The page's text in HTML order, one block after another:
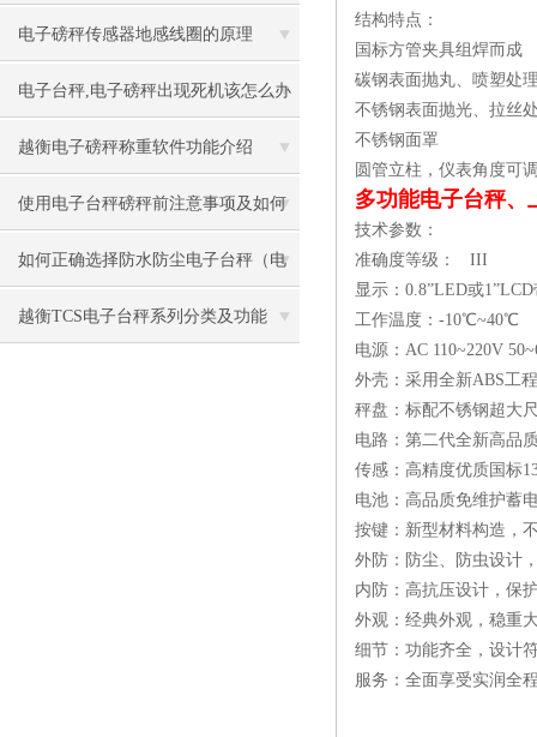
事项
电子磅秤传感器地感线圈的原理
电子台秤,电子磅秤出现死机该怎么办
越衡电子磅秤称重软件功能介绍
使用电子台秤磅秤前注意事项及如何
保养
如何正确选择防水防尘电子台秤（电
子磅秤）
越衡TCS电子台秤系列分类及功能
结构特点：
国标方管夹具组焊而成
碳钢表面抛丸、喷塑处
不锈钢表面抛光、拉丝
不锈钢面罩
圆管立柱，仪表角度可
多功能电子台秤、
技术参数：
准确度等级： III
显示：0.8”LED或
工作温度：-10℃~40℃
电源：AC 110~220V
外壳：采用全新ABS工
秤盘：标配不锈钢超大
电路：第二代全新高品
传感：高精度优质国标
电池：高品质免维护蓄
按键：新型材料构造，
外防：防尘、防虫设计
内防：高抗压设计，保
外观：经典外观，稳重
细节：功能齐全，设计
服务：全面享受实润全